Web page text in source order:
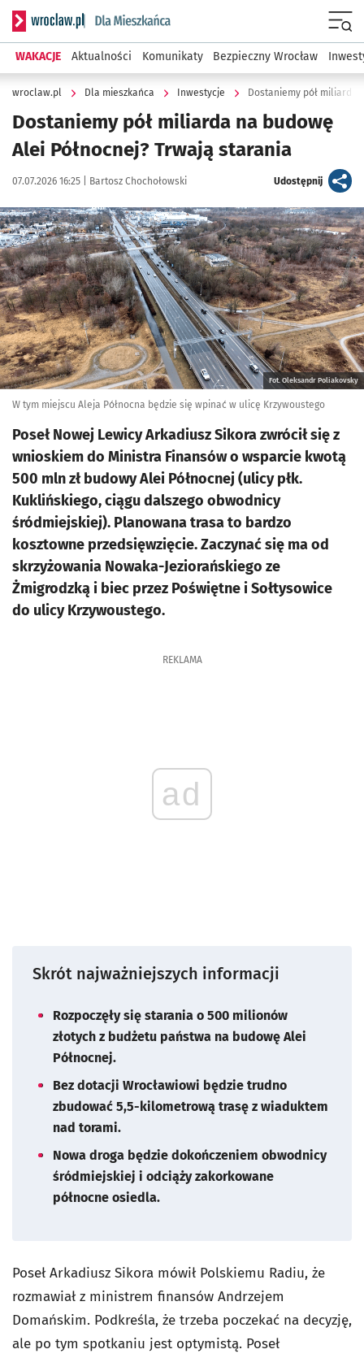
Serwis informacyjny wroclaw.pl podserwis: Dla mieszkańca
WAKACJE Aktualności Komunikaty Bezpieczny Wrocław
wroclaw.pl Dla mieszkańca Inwestycje Dostaniemy pół miliarda
Dostaniemy pół miliarda na budowę
Alei Północnej? Trwają starania
Data publikacji:
07.07.2026 16:25 | Autor:
Bartosz Chochołowski Udostępnijartykuł
Kliknij, aby powiększyć
Fot. Oleksandr Poliakovsky
W tym miejscu Aleja Północna będzie się wpinać w ulicę Krzywoustego
Poseł Nowej Lewicy Arkadiusz Sikora zwrócił się z
wnioskiem do Ministra Finansów o wsparcie kwotą
500 mln zł budowy Alei Północnej (ulicy płk.
Kuklińskiego, ciągu dalszego obwodnicy
śródmiejskiej). Planowana trasa to bardzo
kosztowne przedsięwzięcie. Zaczynać się ma od
skrzyżowania Nowaka-Jeziorańskiego ze
Żmigrodzką i biec przez Poświętne i Sołtysowice
do ulicy Krzywoustego.
REKLAMA
ad
Skrót najważniejszych informacji
Rozpoczęły się starania o 500 milionów
złotych z budżetu państwa na budowę Alei
Północnej.
Bez dotacji Wrocławiowi będzie trudno
zbudować 5,5-kilometrową trasę z wiaduktem
nad torami.
Nowa droga będzie dokończeniem obwodnicy
śródmiejskiej i odciąży zakorkowane
północne osiedla.
Poseł Arkadiusz Sikora mówił Polskiemu Radiu, że
rozmawiał z ministrem finansów Andrzejem
Domańskim. Podkreśla, że trzeba poczekać na decyzję,
ale po tym spotkaniu jest optymistą. Poseł